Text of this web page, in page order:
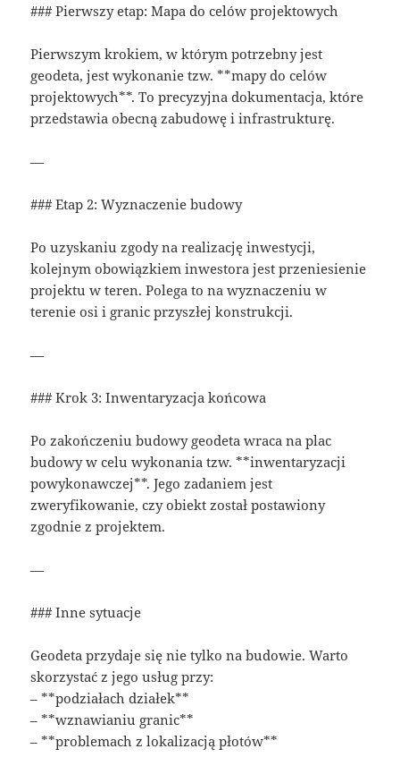
### Pierwszy etap: Mapa do celów projektowych
Pierwszym krokiem, w którym potrzebny jest
geodeta, jest wykonanie tzw. **mapy do celów
projektowych**. To precyzyjna dokumentacja, które
przedstawia obecną zabudowę i infrastrukturę.
—
### Etap 2: Wyznaczenie budowy
Po uzyskaniu zgody na realizację inwestycji,
kolejnym obowiązkiem inwestora jest przeniesienie
projektu w teren. Polega to na wyznaczeniu w
terenie osi i granic przyszłej konstrukcji.
—
### Krok 3: Inwentaryzacja końcowa
Po zakończeniu budowy geodeta wraca na plac
budowy w celu wykonania tzw. **inwentaryzacji
powykonawczej**. Jego zadaniem jest
zweryfikowanie, czy obiekt został postawiony
zgodnie z projektem.
—
### Inne sytuacje
Geodeta przydaje się nie tylko na budowie. Warto
skorzystać z jego usług przy:
– **podziałach działek**
– **wznawianiu granic**
– **problemach z lokalizacją płotów**